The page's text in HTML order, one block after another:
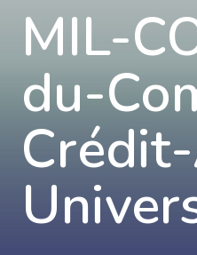
concrètes et inspirantes.
pour découvrir des
MIL-
du-